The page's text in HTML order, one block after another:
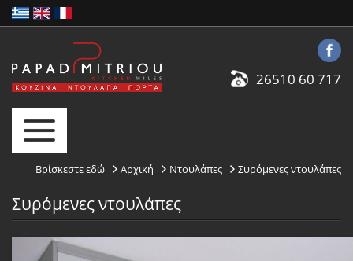
26510 60 717
Βρίσκεστε εδώ Αρχική Ντουλάπες Συρόμενες ντουλάπες
Συρόμενες ντουλάπες